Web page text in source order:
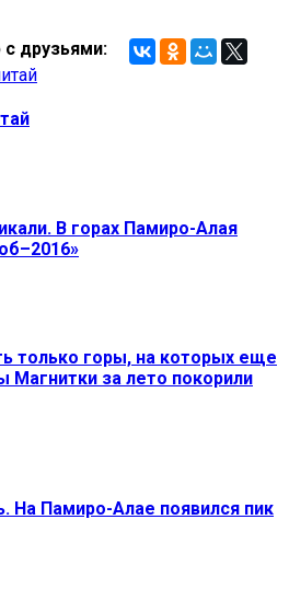
друзьями:
В горах Памиро-Алая
только горы, на которых еще
Магнитки за лето покорили
На Памиро-Алае появился пик